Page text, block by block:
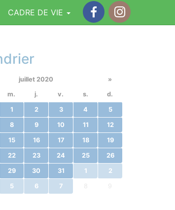
CADRE DE VIE
juillet 2020
»
m. j. v. s. d.
1 2 3 4 5
8 9 10 11 12
15 16 17 18 19
22 23 24 25 26
29 30 31 1 2
5 6 7 8 9